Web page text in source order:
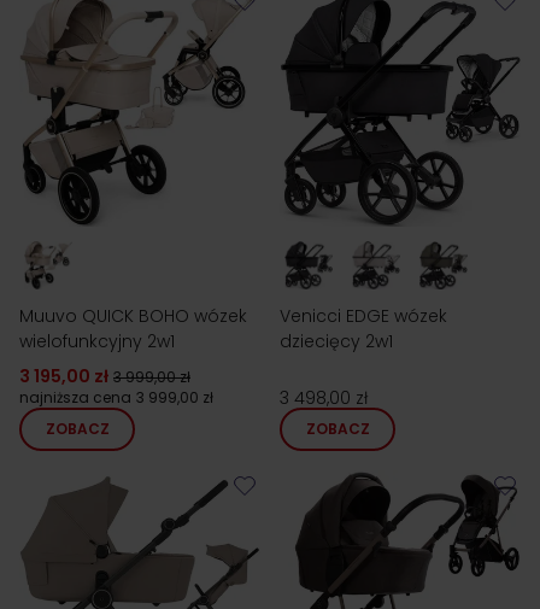
Muuvo QUICK BOHO wózek
wielofunkcyjny 2w1
3 195,00 zł 3 999,00 zł
najniższa cena 3 999,00 zł
ZOBACZ
Venicci EDGE wózek
dziecięcy 2w1
3 498,00 zł
ZOBACZ